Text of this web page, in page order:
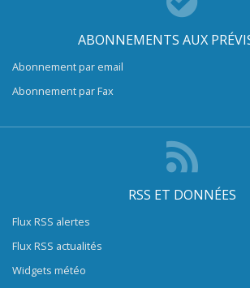
ABONNEMENTS AUX
Abonnement par email
Abonnement par Fax
RSS ET DONNÉES
Flux RSS alertes
Flux RSS actualités
Widgets météo